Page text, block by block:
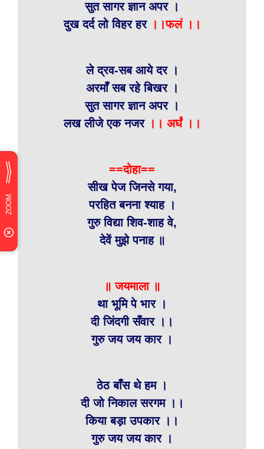
सुत सागर ज्ञान अपर ।
दुख दर्द लो विहर हर।।फलं ।।
ले द्रव-सब आये दर ।
अरमाँ सब रहे बिखर ।
सुत सागर ज्ञान अपर ।
लख लीजे एक नजर ।। अर्घं ।।
==दोहा==
सीख पेज जिनसे गया,
परहित बनना श्याह ।
गुरु विद्या शिव-शाह वे,
देवें मुझे पनाह ॥
॥ जयमाला ॥
था भूमि पे भार ।
दी जिंदगी सँवार ।।
गुरु जय जय कार ।
ठेठ बाँस थे हम ।
दी जो निकाल सरगम ।।
किया बड़ा उपकार ।।
गुरु जय जय कार ।